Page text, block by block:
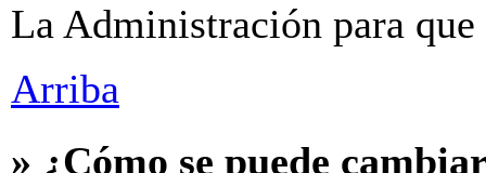
La Administración para que
Arriba
» ¿Cómo se puede